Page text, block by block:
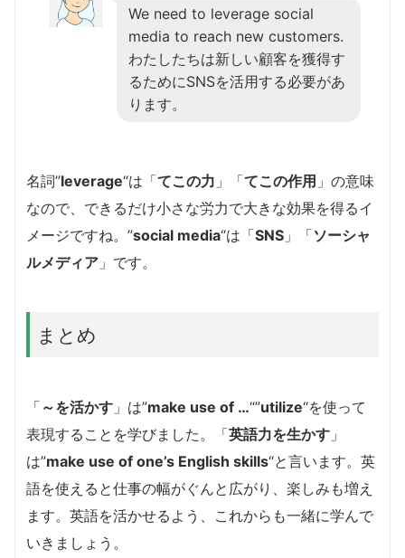
We need to leverage social
media to reach new customers.
わたしたちは新しい顧客を獲得す
るためにSNSを活用する必要があ
ります。
名詞”leverage“は「てこの力 」「てこの作用 」の意味
なので、できるだけ小さな労力で大きな効果を得るイ
メージですね。”social media“は「SNS 」「ソーシャ
ルメディア 」です。
まとめ
「 ～を活かす 」は”make use of …“”utilize“を使って
表現することを学びました。「英語力を生かす 」
は”make use of one’s English skills“と言います。英
語を使えると仕事の幅がぐんと広がり、楽しみも増え
ます。英語を活かせるよう、これからも一緒に学んで
いきましょう。